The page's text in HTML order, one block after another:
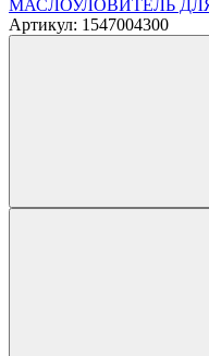
МАСЛОУЛОВИТЕЛЬ
Артикул: 1547004300